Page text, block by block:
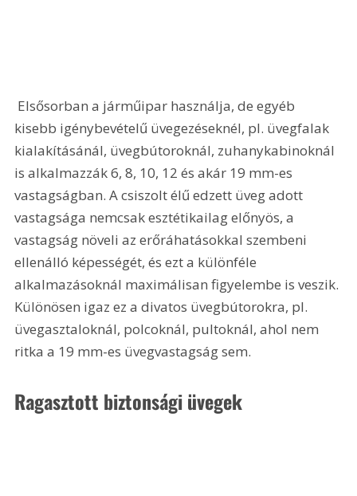
kisebb igénybevételű üvegezéseknél, pl. üvegfalak
kialakításánál, üvegbútoroknál, zuhanykabinoknál
is alkalmazzák 6, 8, 10, 12 és akár 19 mm-es
vastagságban. A csiszolt élű edzett üveg adott
vastagsága nemcsak esztétikailag előnyös, a
vastagság növeli az erőráhatásokkal szembeni
ellenálló képességét, és ezt a különféle
alkalmazásoknál maximálisan figyelembe is veszik.
Különösen igaz ez a divatos üvegbútorokra, pl.
üvegasztaloknál, polcoknál, pultoknál, ahol nem
ritka a 19 mm-es üvegvastagság sem.
Ragasztott biztonsági üvegek